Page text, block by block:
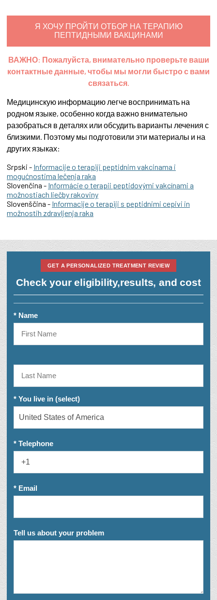
Я ХОЧУ ПРОЙТИ ОТБОР НА ТЕРАПИЮ
ПЕПТИДНЫМИ ВАКЦИНАМИ
ВАЖНО: Пожалуйста, внимательно проверьте ваши
контактные данные, чтобы мы могли быстро с вами
связаться.
Медицинскую информацию легче воспринимать на
родном языке, особенно когда важно внимательно
разобраться в деталях или обсудить варианты лечения с
близкими. Поэтому мы подготовили эти материалы и на
других языках:
Srpski - Informacije o terapiji peptidnim vakcinama i
mogućnostima lečenja raka
Slovenčina - Informácie o terapii peptidovými vakcínami a
možnostiach liečby rakoviny
Slovenščina - Informacije o terapiji s peptidnimi cepivi in
možnostih zdravljenja raka
GET A PERSONALIZED TREATMENT REVIEW
Check your eligibility,results, and cost
* Name
* You live in (select)
* Telephone
* Email
Tell us about your problem